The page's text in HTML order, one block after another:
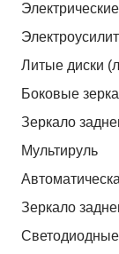
Литые диски
Боковые
Зеркало
Мультируль
Зеркало